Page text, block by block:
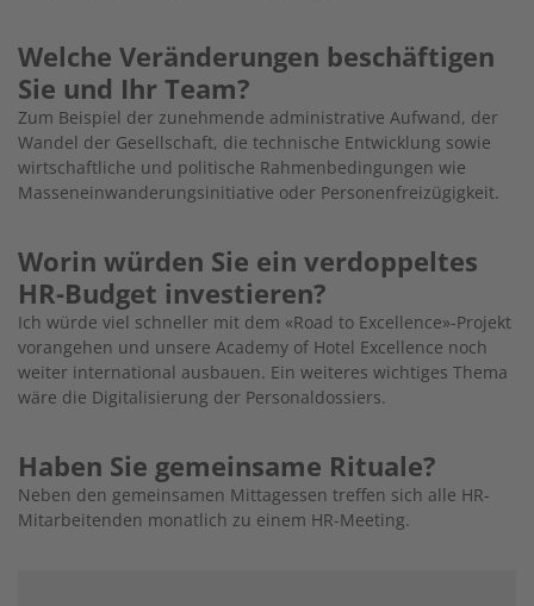
Welche Veränderungen beschäftigen
Sie und Ihr Team?
Zum Beispiel der zunehmende administrative Aufwand, der
Wandel der Gesellschaft, die technische Entwicklung sowie
wirtschaftliche und politische Rahmenbedingungen wie
Masseneinwanderungsinitiative oder Personenfreizügigkeit.
Worin würden Sie ein verdoppeltes
HR-Budget investieren?
Ich würde viel schneller mit dem «Road to Excellence»-Projekt
vorangehen und unsere Academy of Hotel Excellence noch
weiter international ausbauen. Ein weiteres wichtiges Thema
wäre die Digitalisierung der Personaldossiers.
Haben Sie gemeinsame Rituale?
Neben den gemeinsamen Mittagessen treffen sich alle HR-
Mitarbeitenden monatlich zu einem HR-Meeting.